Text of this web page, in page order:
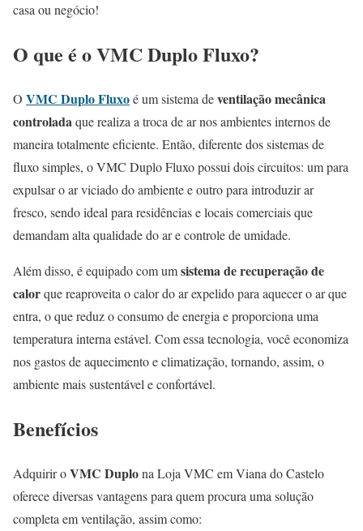
casa ou negócio!
O que é o VMC Duplo Fluxo?
O VMC Duplo Fluxoé um sistema deventilação mecânica
controladaque realiza a troca de ar nos ambientes internos de
maneira totalmente eficiente. Então, diferente dos sistemas de
fluxo simples, o VMC Duplo Fluxo possui dois circuitos: um para
expulsar o ar viciado do ambiente e outro para introduzir ar
fresco, sendo ideal para residências e locais comerciais que
demandam alta qualidade do ar e controle de umidade.
Além disso, é equipado com umsistema de recuperação de
calorque reaproveita o calor do ar expelido para aquecer o ar que
entra, o que reduz o consumo de energia e proporciona uma
temperatura interna estável. Com essa tecnologia, você economiza
nos gastos de aquecimento e climatização, tornando, assim, o
ambiente mais sustentável e confortável.
Benefícios
Adquirir oVMC Duplona Loja VMC em Viana do Castelo
oferece diversas vantagens para quem procura uma solução
completa em ventilação, assim como: